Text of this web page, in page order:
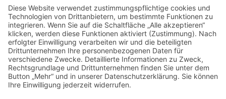
ALLGEMEIN
FRISEURE